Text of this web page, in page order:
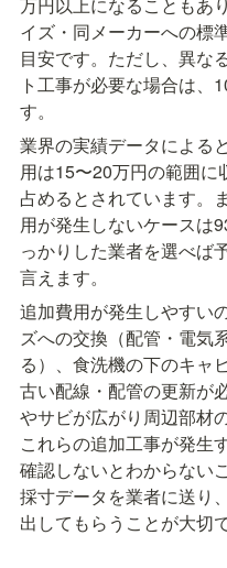
万円以上になることもあ
イズ・同メーカーへの標
目安です。ただし、異な
ト工事が必要な場合は、
す。
業界の実績データによる
用は15〜20万円の範囲に
占めるとされています。
用が発生しないケースは
っかりした業者を選べば
言えます。
追加費用が発生しやすい
ズへの交換（配管・電気
る）、食洗機の下のキャ
古い配線・配管の更新が
やサビが広がり周辺部材
これらの追加工事が発生
確認しないとわからない
採寸データを業者に送り
出してもらうことが大切で